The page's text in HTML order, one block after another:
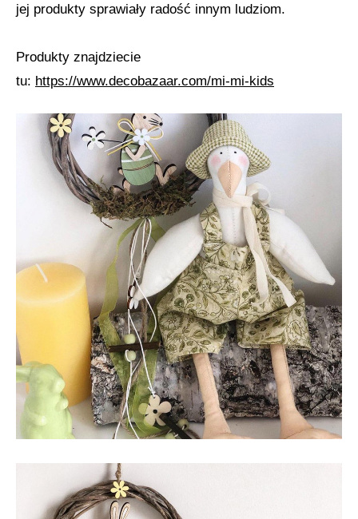
jej produkty sprawiały radość innym ludziom.
Produkty znajdziecie
tu: https://www.decobazaar.com/mi-mi-kids